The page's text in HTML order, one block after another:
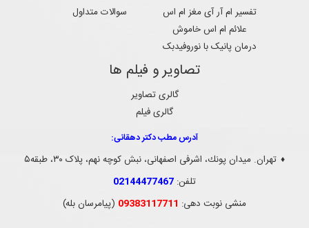
تفسیر ام آر آی مغز ام اس
علائم ام اس خاموش
درمان پانیک با نوروفیدبک
سوالات متداول
تصاویر و فیلم ها
گالری تصاویر
گالری فیلم
آدرس مطب دکتر دهقانی:
♦ تهران. ميدان پونك، اشرفی اصفهانی، نبش کوچه نهم، پلاک ۳۰، طبقه۵
تلفن: 02144477467
منشی نوبت دهی: 09383117711 (پیامرسان بله)